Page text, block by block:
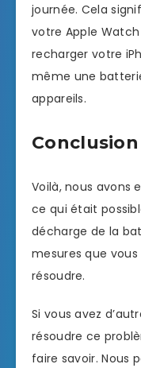
journée. Cela
votre Apple
recharger votre
même une
appareils.
Conclusion
Voilà, nous avons
ce qui était
décharge de la
mesures que
résoudre.
Si vous avez
résoudre ce
faire savoir. Nous